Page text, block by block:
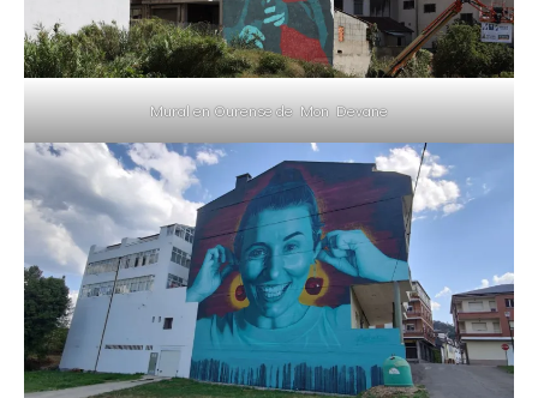
Mural en Ourense de Mon Devane